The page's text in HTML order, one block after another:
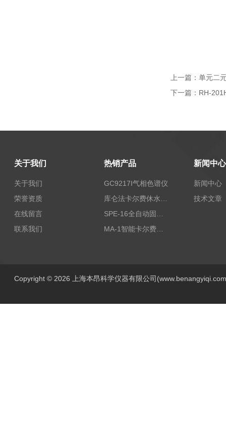
上一篇： 单元二
下一篇： RH-
关于我们
关于我们
荣誉资质
在线留言
联系我们
热销产品
GC9217I气相色谱仪
MA-1智能卡尔费休水分测定仪
新闻中心
新闻中心
技术文章
Copyright © 2026 上海本昂科学仪器有限公司